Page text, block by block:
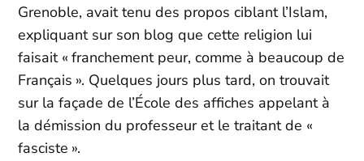
Grenoble, avait tenu des propos ciblant l’Islam,
expliquant sur son blog que cette religion lui
faisait « franchement peur, comme à beaucoup de
Français ». Quelques jours plus tard, on trouvait
sur la façade de l’École des affiches appelant à
la démission du professeur et le traitant de «
fasciste ».